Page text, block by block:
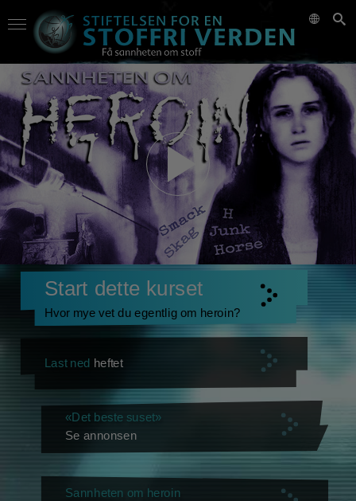
Start dette kurset
Hvor mye vet du egentlig om heroin?
Last ned heftet
«Det beste suset»
Se annonsen
Sannheten om heroin